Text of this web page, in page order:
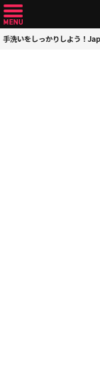
手洗いをしっかりしよう！